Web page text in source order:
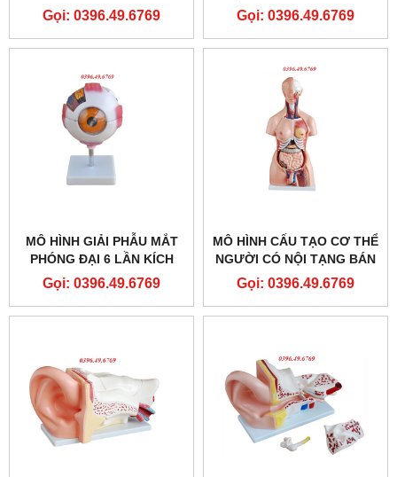
[C41] 3B SCIENTIFIC
Gọi: 0396.49.6769
MODEL: GD/A11111/2
HÃNG SẢN XUẤT
SHANGHAI HONGLIAN
Gọi: 0396.49.6769
MÔ HÌNH GIẢI PHẪU MẮT
PHÓNG ĐẠI 6 LẦN KÍCH
THƯỚC THẬT
Gọi: 0396.49.6769
MÔ HÌNH CẤU TẠO CƠ THỂ
NGƯỜI CÓ NỘI TẠNG BÁN
THÂN 85CM 23 PHẦN
Gọi: 0396.49.6769